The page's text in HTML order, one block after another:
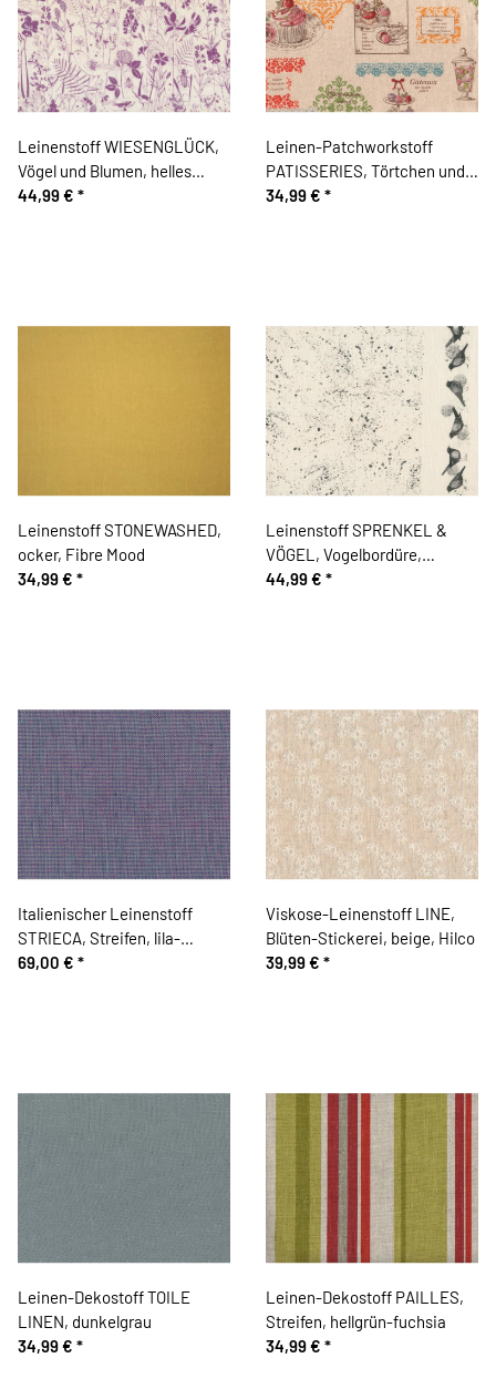
Leinenstoff WIESENGLÜCK,
Vögel und Blumen, helles
aubergine, Acufactum
44,99 € *
Leinen-Patchworkstoff
PATISSERIES, Törtchen und
Gebäck, hellrot-grün, Yuwa
34,99 € *
Leinenstoff STONEWASHED,
ocker, Fibre Mood
34,99 € *
Leinenstoff SPRENKEL &
VÖGEL, Vogelbordüre,
anthrazit, Acufactum
44,99 € *
Italienischer Leinenstoff
STRIECA, Streifen, lila-
petrolgrün, Toptex
69,00 € *
Viskose-Leinenstoff LINE,
Blüten-Stickerei, beige, Hilco
39,99 € *
Leinen-Dekostoff TOILE
LINEN, dunkelgrau
34,99 € *
Leinen-Dekostoff PAILLES,
Streifen, hellgrün-fuchsia
34,99 € *